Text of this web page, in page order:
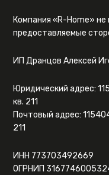
Компания «R-Home»
предоставляемые
ИП Дранцов Алексей
Юридический адрес:
кв. 211
Почтовый адрес:
211
ИНН 773703492669
ОГРНИП